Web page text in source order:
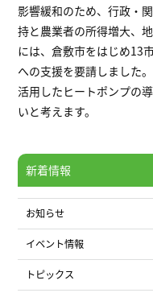
影響緩和のため、行政・
持と農業者の所得増大、
には、倉敷市をはじめ13
への支援を要請しました
活用したヒートポンプの
いと考えます。
新着情報
お知らせ
イベント情報
トピックス